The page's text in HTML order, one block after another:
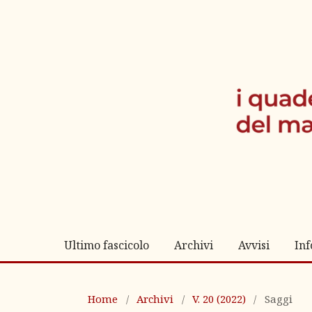
Ultimo fascicolo Archivi Avvisi
Home / Archivi / V. 20 (2022) / Saggi